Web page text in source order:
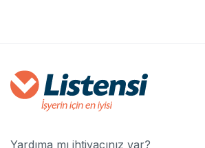
Yardıma mı ihtiyacınız var?